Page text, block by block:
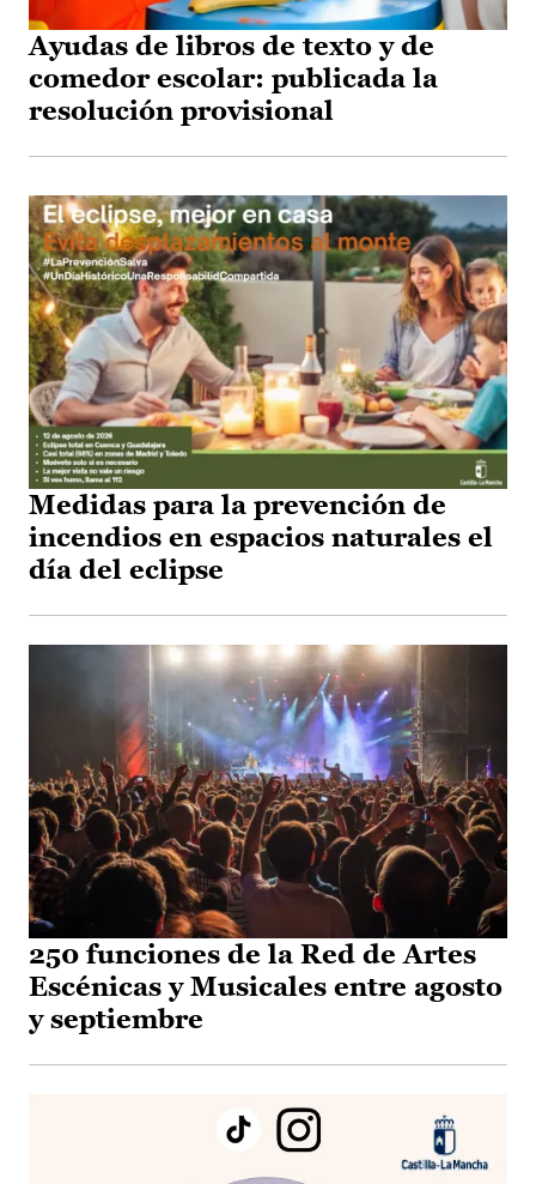
Ayudas de libros de texto y de
comedor escolar: publicada la
resolución provisional
Medidas para la prevención de
incendios en espacios naturales el
día del eclipse
250 funciones de la Red de Artes
Escénicas y Musicales entre agosto
y septiembre